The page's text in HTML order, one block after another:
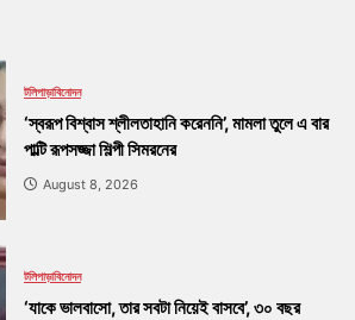
টলিপাড়াবিনোদন
‘স্বরূপ বিশ্বাস শ্লীলতাহানি করেননি’, মামলা তুলে এ বার
পাল্টি রূপসজ্জা শিল্পী সিমরনের
August 8, 2026
টলিপাড়াবিনোদন
‘যাকে ভালবাসো, তার সবটা নিয়েই বাসবে’, ৩০ বছর